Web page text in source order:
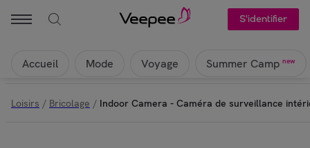
S'identifier
Accueil Mode Voyage Summer Camp new
Loisirs / Bricolage / Indoor Camera - Caméra de surveillance